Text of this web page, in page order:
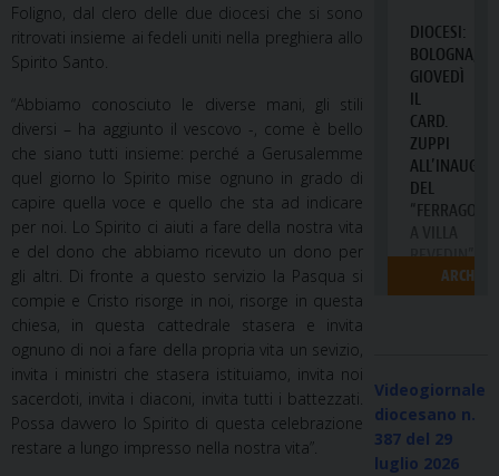
Foligno, dal clero delle due diocesi che si sono
ritrovati insieme ai fedeli uniti nella preghiera allo
Spirito Santo.
“Abbiamo conosciuto le diverse mani, gli stili
diversi – ha aggiunto il vescovo -, come è bello
che siano tutti insieme: perché a Gerusalemme
quel giorno lo Spirito mise ognuno in grado di
capire quella voce e quello che sta ad indicare
per noi. Lo Spirito ci aiuti a fare della nostra vita
e del dono che abbiamo ricevuto un dono per
gli altri. Di fronte a questo servizio la Pasqua si
compie e Cristo risorge in noi, risorge in questa
chiesa, in questa cattedrale stasera e invita
ognuno di noi a fare della propria vita un sevizio,
invita i ministri che stasera istituiamo, invita noi
sacerdoti, invita i diaconi, invita tutti i battezzati.
Possa davvero lo Spirito di questa celebrazione
restare a lungo impresso nella nostra vita”.
Videogiornale
diocesano n.
387 del 29
luglio 2026